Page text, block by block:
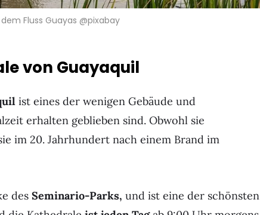
Fluss Guayas @pixabay
von Guayaquil
ist eines der wenigen Gebäude und
erhalten geblieben sind. Obwohl sie
im 20. Jahrhundert nach einem Brand im
des Seminario-Parks, und ist eine der schönsten